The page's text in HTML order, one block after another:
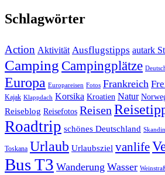
Schlagwörter
Action Aktivität Ausflugstipps autark
Camping Campingplätze
Europa Europareisen Fotos Frankreich
Kajak Klappdach Korsika Kroatien Natur
Reiseblog Reisefotos Reisen
Roadtrip schönes Deutschland
Toskana Urlaub Urlaubsziel vanlife
Bus T3 Wanderung Wasser